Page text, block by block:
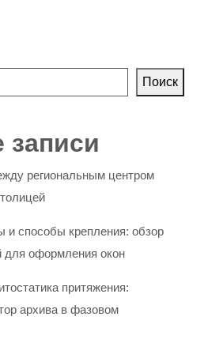
Поиск
записи
региональным центром
способы крепления: обзор
оформления окон
притяжения:
архива в фазовом